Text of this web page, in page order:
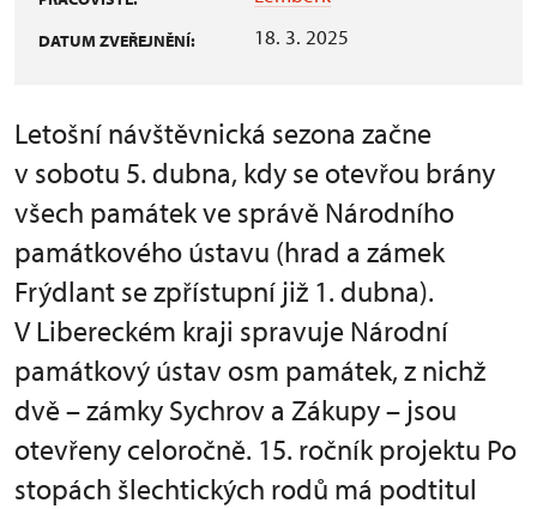
DATUM ZVEŘEJNĚNÍ: 18. 3. 2025
Letošní návštěvnická sezona začne
v sobotu 5. dubna, kdy se otevřou brány
všech památek ve správě Národního
památkového ústavu (hrad a zámek
Frýdlant se zpřístupní již 1. dubna).
V Libereckém kraji spravuje Národní
památkový ústav osm památek, z nichž
dvě – zámky Sychrov a Zákupy – jsou
otevřeny celoročně. 15. ročník projektu Po
stopách šlechtických rodů má podtitul